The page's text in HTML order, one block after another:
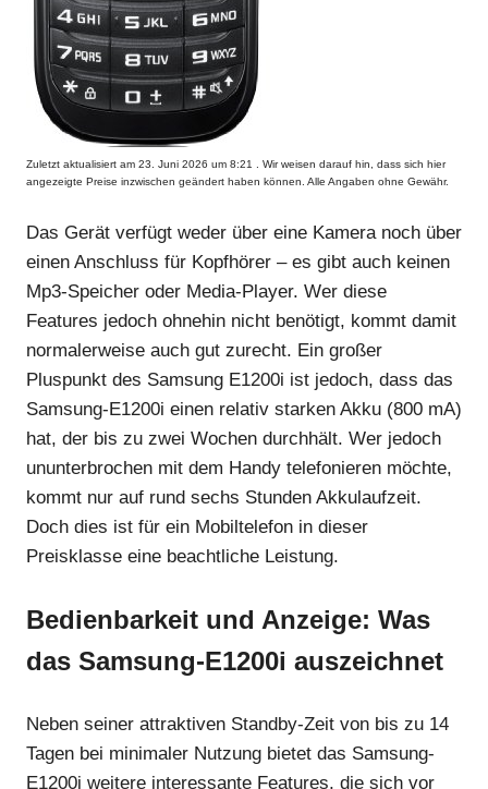
Zuletzt aktualisiert am 23. Juni 2026 um 8:21 . Wir weisen darauf hin, dass sich hier
angezeigte Preise inzwischen geändert haben können. Alle Angaben ohne Gewähr.
Das Gerät verfügt weder über eine Kamera noch über
einen Anschluss für Kopfhörer – es gibt auch keinen
Mp3-Speicher oder Media-Player. Wer diese
Features jedoch ohnehin nicht benötigt, kommt damit
normalerweise auch gut zurecht. Ein großer
Pluspunkt des Samsung E1200i ist jedoch, dass das
Samsung-E1200i einen relativ starken Akku (800 mA)
hat, der bis zu zwei Wochen durchhält. Wer jedoch
ununterbrochen mit dem Handy telefonieren möchte,
kommt nur auf rund sechs Stunden Akkulaufzeit.
Doch dies ist für ein Mobiltelefon in dieser
Preisklasse eine beachtliche Leistung.
Bedienbarkeit und Anzeige: Was
das Samsung-E1200i auszeichnet
Neben seiner attraktiven Standby-Zeit von bis zu 14
Tagen bei minimaler Nutzung bietet das Samsung-
E1200i weitere interessante Features, die sich vor